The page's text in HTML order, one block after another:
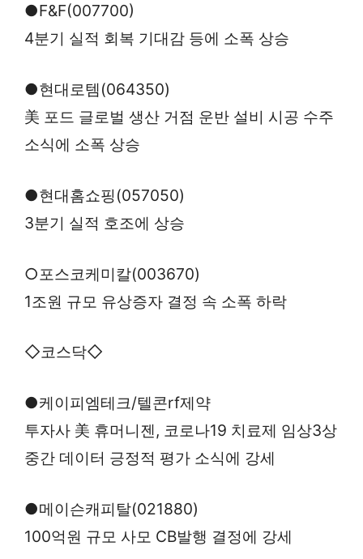
●F&F(007700)
4분기 실적 회복 기대감 등에 소폭 상승
●현대로템(064350)
美 포드 글로벌 생산 거점 운반 설비 시공 수주
소식에 소폭 상승
●현대홈쇼핑(057050)
3분기 실적 호조에 상승
○포스코케미칼(003670)
1조원 규모 유상증자 결정 속 소폭 하락
◇코스닥◇
●케이피엠테크/텔콘rf제약
투자사 美 휴머니젠, 코로나19 치료제 임상3상
중간 데이터 긍정적 평가 소식에 강세
●메이슨캐피탈(021880)
100억원 규모 사모 CB발행 결정에 강세